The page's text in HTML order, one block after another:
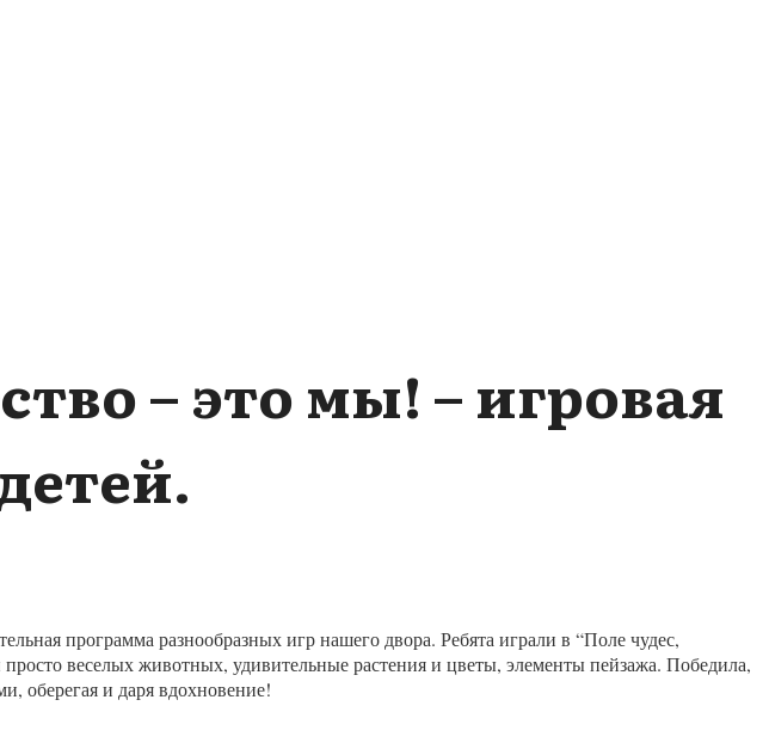
– это мы! – игровая
программа разнообразных игр нашего двора. Ребята играли в “Поле чудес,
веселых животных, удивительные растения и цветы, элементы пейзажа. Победила,
оберегая и даря вдохновение!